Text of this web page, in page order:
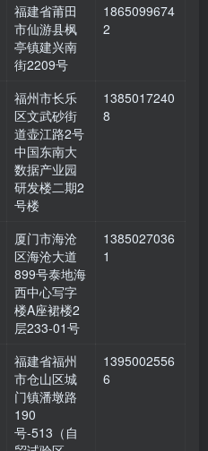
福建省莆田
市仙游县枫
亭镇建兴南
街2209号
1865099674
2
福州市长乐
区文武砂街
道壶江路2号
中国东南大
数据产业园
研发楼二期2
号楼
1385017240
8
厦门市海沧
区海沧大道
899号泰地海
西中心写字
楼A座裙楼2
层233-01号
1385027036
1
福建省福州
市仓山区城
门镇潘墩路
190
号-513（自
1395002556
6